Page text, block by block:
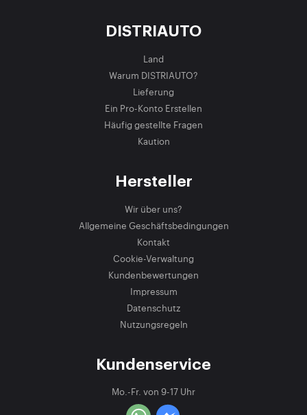
DISTRIAUTO
Land
Warum DISTRIAUTO?
Lieferung
Ein Pro-Konto Erstellen
Häufig gestellte Fragen
Kaution
Hersteller
Wir über uns?
Allgemeine Geschäftsbedingungen
Kontakt
Cookie-Verwaltung
Kundenbewertungen
Impressum
Datenschutz
Nutzungsregeln
Kundenservice
Mo.-Fr. von 9-17 Uhr